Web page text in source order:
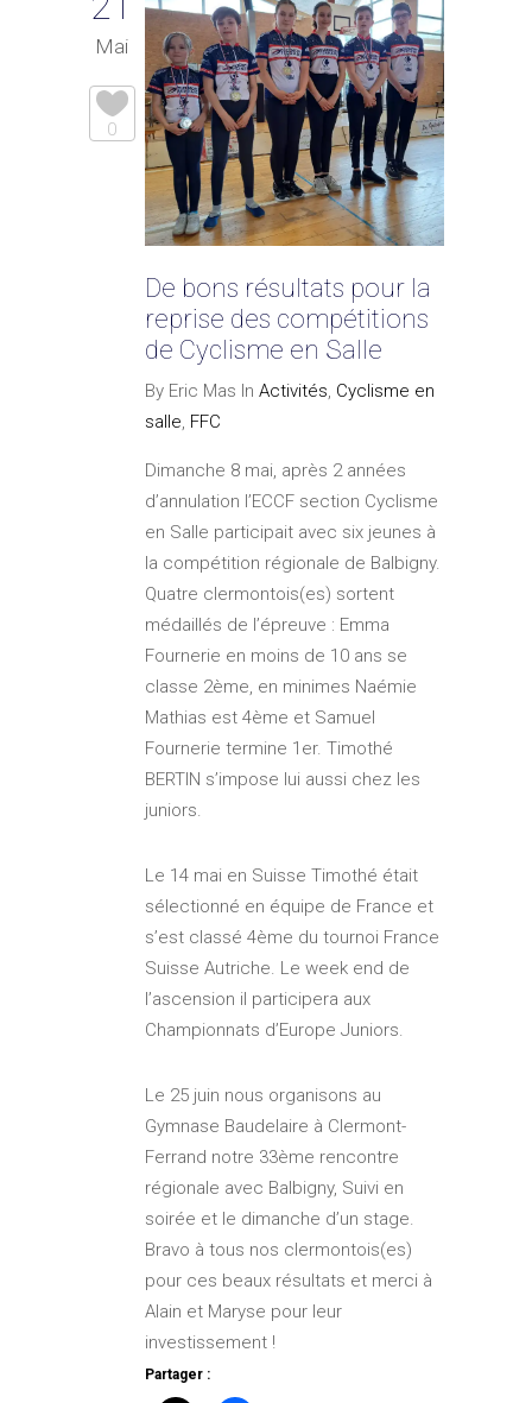
Mai
0
De bons résultats pour la
reprise des compétitions
de Cyclisme en Salle
By Eric Mas In Activités, Cyclisme en
salle, FFC
Dimanche 8 mai, après 2 années
d’annulation l’ECCF section Cyclisme
en Salle participait avec six jeunes à
la compétition régionale de Balbigny.
Quatre clermontois(es) sortent
médaillés de l’épreuve : Emma
Fournerie en moins de 10 ans se
classe 2ème, en minimes Naémie
Mathias est 4ème et Samuel
Fournerie termine 1er. Timothé
BERTIN s’impose lui aussi chez les
juniors.
Le 14 mai en Suisse Timothé était
sélectionné en équipe de France et
s’est classé 4ème du tournoi France
Suisse Autriche. Le week end de
l’ascension il participera aux
Championnats d’Europe Juniors.
Le 25 juin nous organisons au
Gymnase Baudelaire à Clermont-
Ferrand notre 33ème rencontre
régionale avec Balbigny, Suivi en
soirée et le dimanche d’un stage.
Bravo à tous nos clermontois(es)
pour ces beaux résultats et merci à
Alain et Maryse pour leur
investissement !
Partager :